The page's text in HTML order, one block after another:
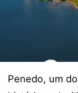
Penedo, um